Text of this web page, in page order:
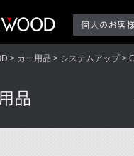
個人のお客
カー用品 システムアップ
品